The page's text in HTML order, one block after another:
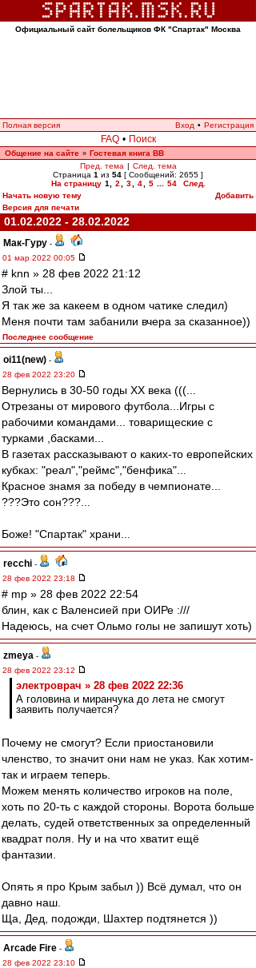
Официальный сайт болельщиков ФК "Спартак" Москва
Полная версия Вход • Регистрация
FAQ • Поиск
Общение на сайте » Гостевая книга ВВ
Пред. тема | След. тема
Страница 1 из 54 [ Сообщений: 2655 ]
На страницу 1 2 3 4 5 54
След.
Начать новую тему
Добавить
Версия для печати
01.02.2022 - 28.02.2022
Мак-Гуру -
01 мар 2022 00:05
# knn » 28 фев 2022 21:12
Злой ты...
Я так же за какеем в одном чатике следил)
Меня почти там забанили вчера за сказанное))
Последнее сообщение
oi11(new) -
28 фев 2022 23:20
Вернулись в 30-50 годы ХХ века (((...
Отрезаны от мирового футбола...Игры с
рабочими командами... товарищеские с
турками ,басками...
В газетах рассказывают о каких-то европейских
кубках: "реал","реймс","бенфика"...
Красное знамя за победу в чемпионате...
???Это сон???...
Боже! "Спартак" храни...
recchi -
28 фев 2022 23:18
# mp » 28 фев 2022 22:54
блин, как с Валенсией при ОИРе :///
Надеюсь, на счет Ольмо голы не запишут хоть)
zmeya -
28 фев 2022 23:12
электроврач » 28 фев 2022 22:36
А головина и миранчука до лета не смогут
заявить получается?
Почему не смогут? Если приостановили
членство, то значит они нам не указ. Как хотим-
так и играем теперь.
Можем менять количество игроков на поле,
хоть по 20-ть с каждой стороны. Ворота больше
делать, судей ответственных за определенный
квадрат поля. Ну и на что хватит ещё
фантазии.
Опять я про Крым забыл )) Всё думал, что он
давно наш.
Ща, Дед, подожди, Шахтер подтянется ))
Arcade Fire -
28 фев 2022 23:10